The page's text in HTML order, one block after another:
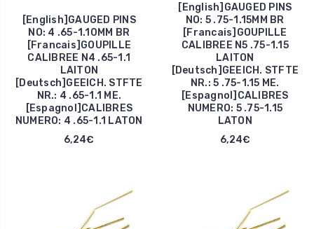
[English]GAUGED PINS
NO: 4 .65-1.10MM BR
[Francais]GOUPILLE
CALIBREE N4 .65-1.1
LAITON
[Deutsch]GEEICH. STFTE
NR.: 4 .65-1.1 ME.
[Espagnol]CALIBRES
NUMERO: 4 .65-1.1 LATON
6,24€
[English]GAUGED PINS
NO: 5 .75-1.15MM BR
[Francais]GOUPILLE
CALIBREE N5 .75-1.15
LAITON
[Deutsch]GEEICH. STFTE
NR.: 5 .75-1.15 ME.
[Espagnol]CALIBRES
NUMERO: 5 .75-1.15
LATON
6,24€